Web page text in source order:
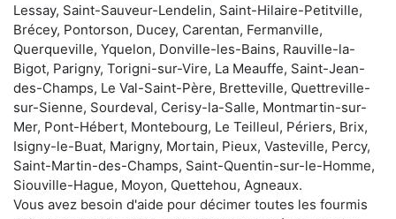
Lessay, Saint-Sauveur-Lendelin, Saint-Hilaire-Petitville,
Brécey, Pontorson, Ducey, Carentan, Fermanville,
Querqueville, Yquelon, Donville-les-Bains, Rauville-la-
Bigot, Parigny, Torigni-sur-Vire, La Meauffe, Saint-Jean-
des-Champs, Le Val-Saint-Père, Bretteville, Quettreville-
sur-Sienne, Sourdeval, Cerisy-la-Salle, Montmartin-sur-
Mer, Pont-Hébert, Montebourg, Le Teilleul, Périers, Brix,
Isigny-le-Buat, Marigny, Mortain, Pieux, Vasteville, Percy,
Saint-Martin-des-Champs, Saint-Quentin-sur-le-Homme,
Siouville-Hague, Moyon, Quettehou, Agneaux.
Vous avez besoin d'aide pour décimer toutes les fourmis